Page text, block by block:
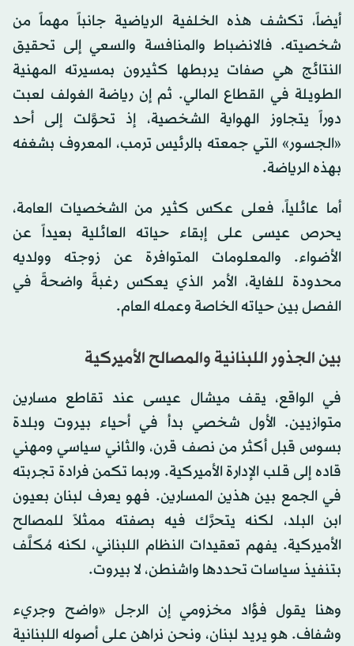
أيضاً، تكشف هذه الخلفية الرياضية جانباً مهماً من
شخصيته. فالانضباط والمنافسة والسعي إلى تحقيق
النتائج هي صفات يربطها كثيرون بمسيرته المهنية
الطويلة في القطاع المالي. ثم إن رياضة الغولف لعبت
دوراً يتجاوز الهواية الشخصية، إذ تحوَّلت إلى أحد
«الجسور» التي جمعته بالرئيس ترمب، المعروف بشغفه
بهذه الرياضة.
أما عائلياً، فعلى عكس كثير من الشخصيات العامة،
يحرص عيسى على إبقاء حياته العائلية بعيداً عن
الأضواء. والمعلومات المتوافرة عن زوجته وولديه
محدودة للغاية، الأمر الذي يعكس رغبةً واضحةً في
الفصل بين حياته الخاصة وعمله العام.
بين الجذور اللبنانية والمصالح الأميركية
في الواقع، يقف ميشال عيسى عند تقاطع مسارين
متوازيين. الأول شخصي بدأ في أحياء بيروت وبلدة
بسوس قبل أكثر من نصف قرن، والثاني سياسي ومهني
قاده إلى قلب الإدارة الأميركية. وربما تكمن فرادة تجربته
في الجمع بين هذين المسارين. فهو يعرف لبنان بعيون
ابن البلد، لكنه يتحرَّك فيه بصفته ممثلاً للمصالح
الأميركية. يفهم تعقيدات النظام اللبناني، لكنه مُكلَّف
بتنفيذ سياسات تحددها واشنطن، لا بيروت.
وهنا يقول فؤاد مخزومي إن الرجل «واضح وجريء
وشفاف. هو يريد لبنان، ونحن نراهن على أصوله اللبنانية